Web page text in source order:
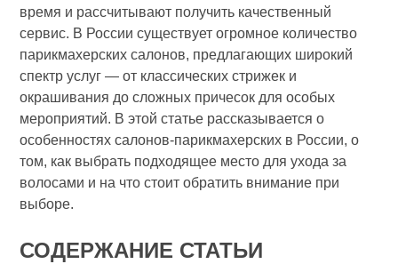
время и рассчитывают получить качественный
сервис. В России существует огромное количество
парикмахерских салонов, предлагающих широкий
спектр услуг — от классических стрижек и
окрашивания до сложных причесок для особых
мероприятий. В этой статье рассказывается о
особенностях салонов-парикмахерских в России, о
том, как выбрать подходящее место для ухода за
волосами и на что стоит обратить внимание при
выборе.
СОДЕРЖАНИЕ СТАТЬИ